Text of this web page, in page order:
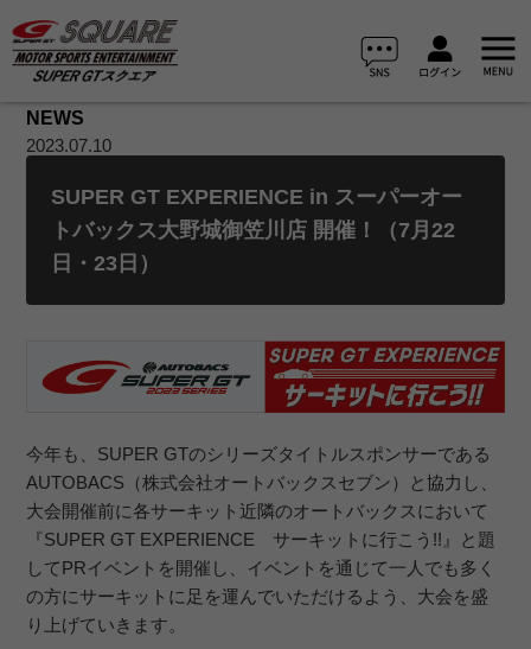
NEWS
2023.07.10
SUPER GT EXPERIENCE in スーパーオー
トバックス大野城御笠川店 開催！（7月22
日・23日）
今年も、SUPER GTのシリーズタイトルスポンサーである
AUTOBACS（株式会社オートバックスセブン）と協力し、
大会開催前に各サーキット近隣のオートバックスにおいて
『SUPER GT EXPERIENCE サーキットに行こう!!』と題
してPRイベントを開催し、イベントを通じて一人でも多く
の方にサーキットに足を運んでいただけるよう、大会を盛
り上げていきます。